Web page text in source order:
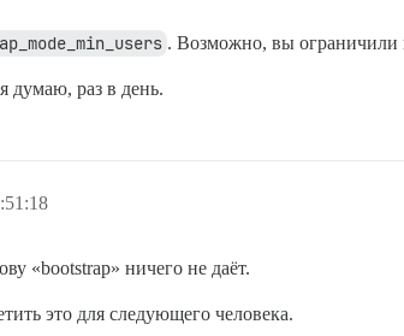
. Возможно, вы ограничили
думаю, раз в день.
«bootstrap» ничего не даёт.
это для следующего человека.